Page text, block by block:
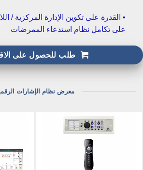
• القدرة على تكوين الإدارة المركزية /
على تكامل نظام استدعاء الممرضات
طلب للحصول على
معرض نظام الإشارات